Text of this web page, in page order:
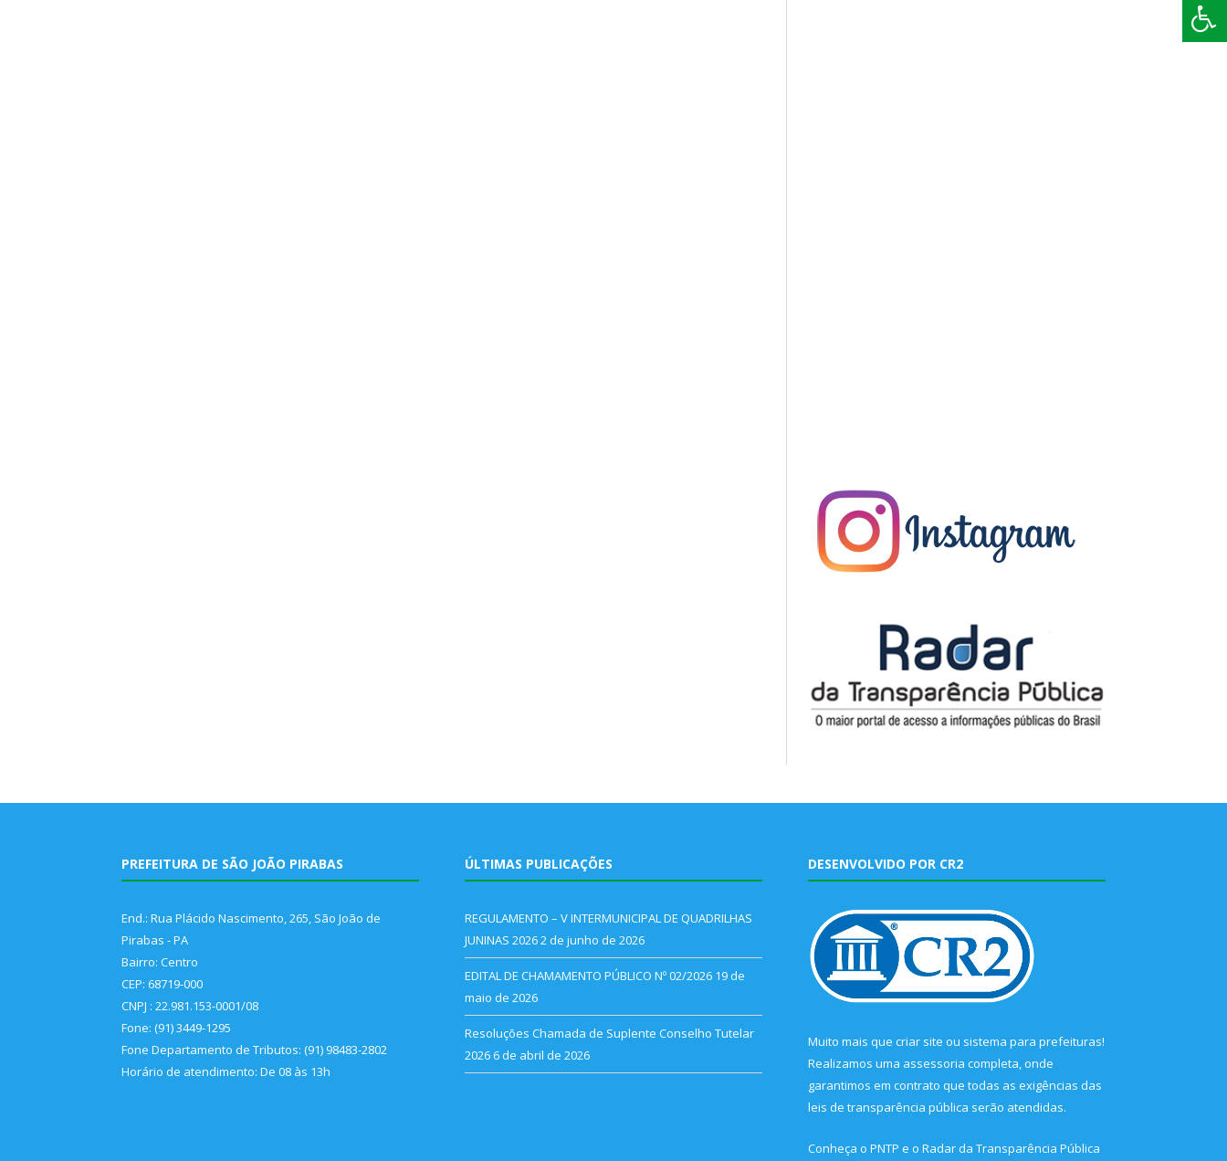
PREFEITURA DE SÃO JOÃO PIRABAS
End.: Rua Plácido Nascimento, 265, São João de
Pirabas - PA
Bairro: Centro
CEP: 68719-000
CNPJ : 22.981.153-0001/08
Fone: (91) 3449-1295
Fone Departamento de Tributos: (91) 98483-2802
Horário de atendimento: De 08 às 13h
ÚLTIMAS PUBLICAÇÕES
REGULAMENTO – V INTERMUNICIPAL DE QUADRILHAS
JUNINAS 20262 de junho de 2026
EDITAL DE CHAMAMENTO PÚBLICO Nº 02/2026 19 de
maio de 2026
Resoluções Chamada de Suplente Conselho Tutelar
2026 6 de abril de 2026
DESENVOLVIDO POR CR2
Muito mais que criar site ou sistema para prefeituras!
Realizamos uma assessoria completa, onde
garantimos em contrato que todas as exigências das
leis de transparência pública serão atendidas.
Conheça o PNTP e o Radar da Transparência Pública